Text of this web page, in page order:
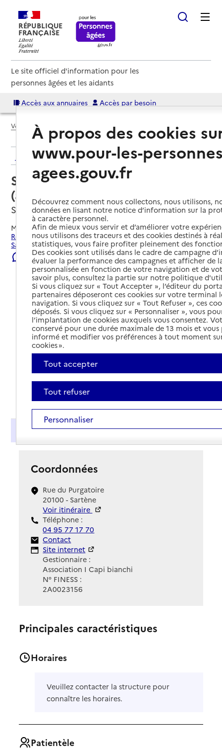
RÉPUBLIQUE
FRANÇAISE
Le site officiel d'information pour les
personnes âgées et les aidants
Accès aux annuaires Accès par besoin
Voir le fil d’Ariane
Retour aux résultats de l'annuaire
Service autonomie à domicile
(aide) – I Capi bianchi
Sartène, CORSE-DU-SUD
Mis à jour le22/07/2026
Rechercher les établissements et services autour de
Sartène.
Signaler une erreur
Présentation
Coordonnées
Rue du Purgatoire
20100 - Sartène
Voir itinéraire
Téléphone :
04 95 77 17 70
Contact
Contact
Site Internet
Site internet
Gestionnaire :
Association I Capi bianchi
N° FINESS :
2A0023156
Principales caractéristiques
Horaires
Veuillez contacter la structure pour
connaître les horaires.
Patientèle
À propos des cookies
www.pour-les-
agees.gouv.fr
Découvrez comment nous collectons, nous utilisons,
données en lisant notre notice d’information sur la
à caractère personnel.
Afin de mieux vous servir et d’améliorer votre
nous utilisons des traceurs et des cookies destinés à
statistiques, vous faire profiter pleinement des
Des cookies sont utilisés dans le cadre de campagne
évaluer la performance des campagnes et afficher de
personnalisée en fonction de votre navigation et de
savoir plus, consultez la partie sur notre politique
Si vous cliquez sur « Tout Accepter », l’éditeur du
partenaires déposeront ces cookies sur votre terminal
navigation. Si vous cliquez sur « Tout Refuser », ces
déposés. Si vous cliquez sur « Personnaliser », vous
l’implantation de cookies auxquels vous consentez.
conservé pour une durée maximale de 13 mois et
informé et modifier vos préférences à tout moment
cookies ».
Tout accepter
Tout refuser
Personnaliser